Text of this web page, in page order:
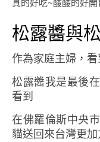
真的好吃~酸酸的好
松露醬與
作為家庭主婦，
松露醬我是最後
看到
在佛羅倫斯中央
貓送回來台灣更加